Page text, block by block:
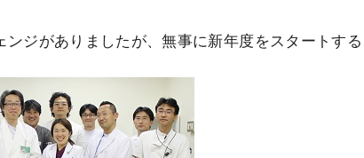
ジがありましたが、無事に新年度をスタートする